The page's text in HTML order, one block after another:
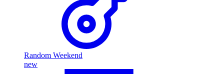
Random Weekend
new